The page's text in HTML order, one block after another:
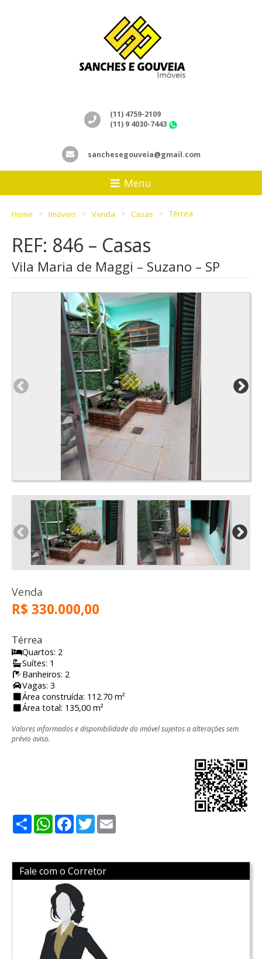
(11) 4759-2109
(11) 9 4030-7443
sanchesegouveia@gmail.com
Menu
Home Imóveis Venda Casas Térrea
REF: 846 – Casas
Vila Maria de Maggi – Suzano – SP
Venda
R$ 330.000,00
Térrea
Quartos: 2
Suítes: 1
Banheiros: 2
Vagas: 3
Área construída: 112.70 m²
Área total: 135,00 m²
Valores informados e disponibilidade do imóvel sujeitos a alterações sem
prévio aviso.
ShareWhatsApp
Facebook
Twitter
Fale com o Corretor